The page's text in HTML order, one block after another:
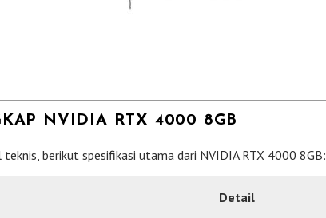
NVIDIA RTX 4000 8GB
teknis, berikut spesifikasi utama dari NVIDIA RTX 4000 8GB:
Detail